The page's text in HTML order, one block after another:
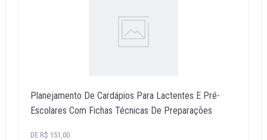
Planejamento De Cardápios Para Lactentes E Pré-
Escolares Com Fichas Técnicas De Preparações
DE R$ 151,00